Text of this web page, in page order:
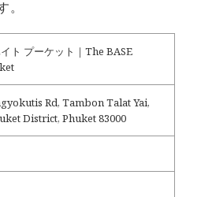
。
ト プーケット｜The BASE
Rd, Tambon Talat Yai,
District, Phuket 83000